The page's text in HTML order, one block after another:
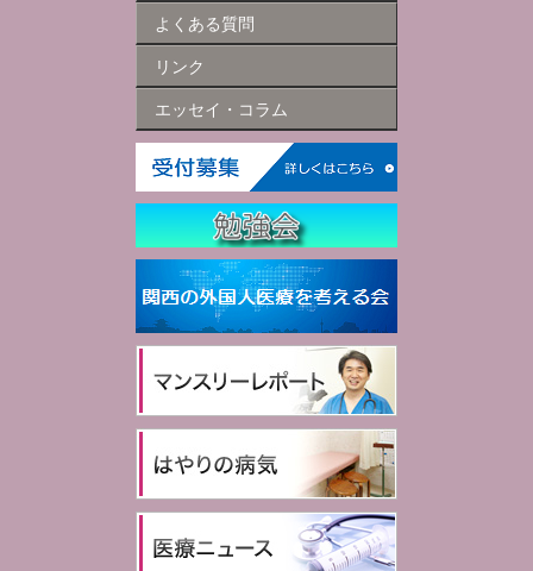
よくある質問
リンク
エッセイ・コラム